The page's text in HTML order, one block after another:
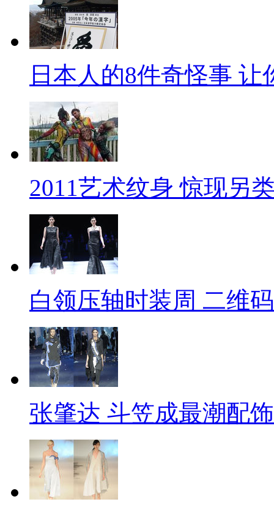
日本人的8件奇怪事 让
2011艺术纹身 惊现另
白领压轴时装周 二维
张肇达 斗笠成最潮配